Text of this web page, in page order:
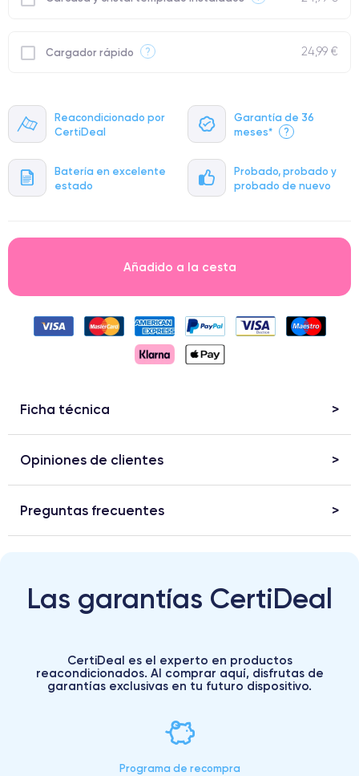
Reacondicionado por
CertiDeal
Garantía de 36
meses*
?
Batería en excelente
estado
Probado, probado y
probado de nuevo
Cargador rápido ? 24,99 €
Añadido a la cesta
Ficha técnica
Opiniones de clientes
Preguntas frecuentes
Las garantías CertiDeal
CertiDeal es el experto en productos
reacondicionados. Al comprar aquí, disfrutas de
garantías exclusivas en tu futuro dispositivo.
Programa de recompra